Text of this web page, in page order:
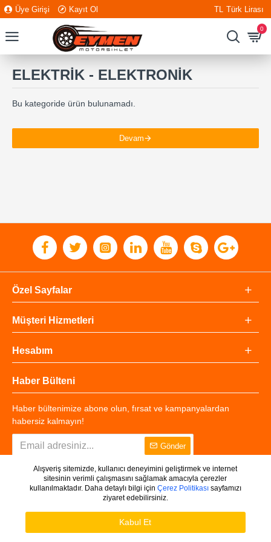
Üye Girişi Kayıt Ol TL Türk Lirası
0
ELEKTRİK - ELEKTRONİK
Bu kategoride ürün bulunamadı.
Devam
Özel Sayfalar
Müşteri Hizmetleri
Hesabım
Haber Bülteni
Haber bültenimize abone olun, fırsat ve kampanyalardan
habersiz kalmayın!
Gönder
Copyright © 2025 - Tüm Hakları Saklıdır.
Alışveriş sitemizde, kullanıcı deneyimini geliştirmek ve internet
sitesinin verimli çalışmasını sağlamak amacıyla çerezler
kullanılmaktadır. Daha detaylı bilgi için Çerez Politikasısayfamızı
ziyaret edebilirsiniz.
Kabul Et
Ürünleri Filtrele